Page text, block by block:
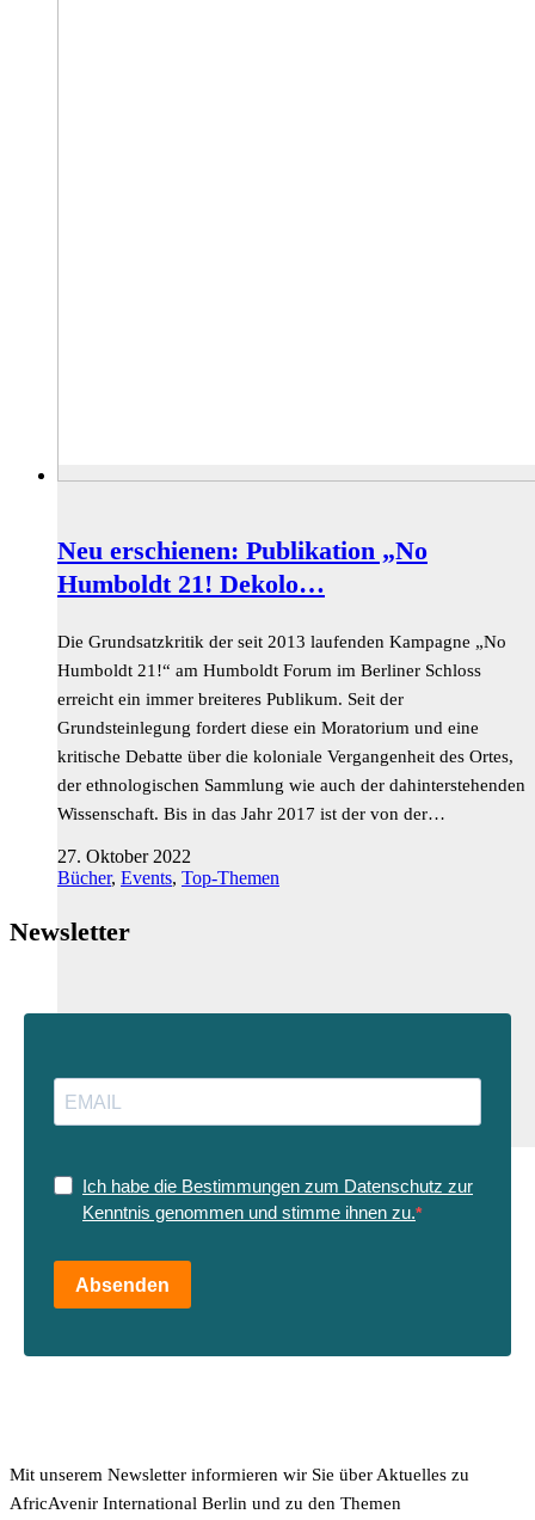
Neu erschienen: Publikation „No
Humboldt 21! Dekolo…
Die Grundsatzkritik der seit 2013 laufenden Kampagne „No
Humboldt 21!“ am Humboldt Forum im Berliner Schloss
erreicht ein immer breiteres Publikum. Seit der
Grundsteinlegung fordert diese ein Moratorium und eine
kritische Debatte über die koloniale Vergangenheit des Ortes,
der ethnologischen Sammlung wie auch der dahinterstehenden
Wissenschaft. Bis in das Jahr 2017 ist der von der…
27. Oktober 2022
Bücher, Events, Top-Themen
Newsletter
Ich habe die Bestimmungen zum Datenschutz zur
Kenntnis genommen und stimme ihnen zu.
Absenden
Mit unserem Newsletter informieren wir Sie über Aktuelles zu
AfricAvenir International Berlin und zu den Themen